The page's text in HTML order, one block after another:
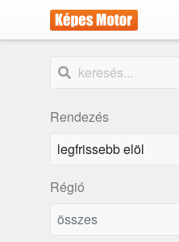
Rendezés
Régió
összes